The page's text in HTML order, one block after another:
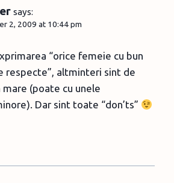
says:
2, 2009 at 10:44 pm
“orice femeie cu bun
respecte”, altminteri sint de
(poate cu unele
Dar sint toate “don’ts”